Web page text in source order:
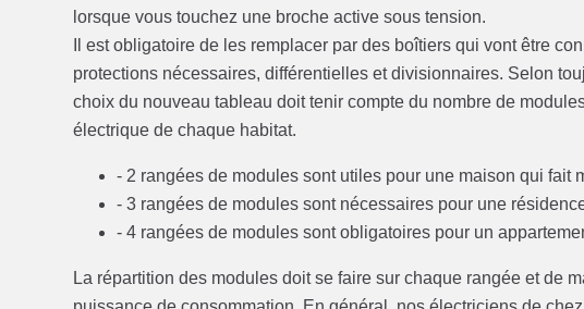
lorsque vous touchez une broche active sous tension.
Il est obligatoire de les remplacer par des boîtiers qui vont être
protections nécessaires, différentielles et divisionnaires. Selon
choix du nouveau tableau doit tenir compte du nombre de
électrique de chaque habitat.
- 2 rangées de modules sont utiles pour une maison qui fait
- 3 rangées de modules sont nécessaires pour une
- 4 rangées de modules sont obligatoires pour un
La répartition des modules doit se faire sur chaque rangée et de